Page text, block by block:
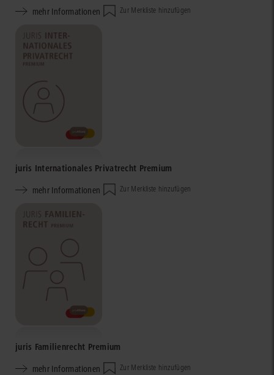
mehr Informationen
Zur Merkliste hinzufügen
juris Internationales Privatrecht Premium
mehr Informationen
Zur Merkliste hinzufügen
juris Familienrecht Premium
mehr Informationen
Zur Merkliste hinzufügen